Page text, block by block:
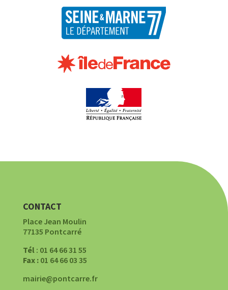
CONTACT
Place Jean Moulin
77135 Pontcarré
Tél: 01 64 66 31 55
Fax :01 64 66 03 35
mairie@pontcarre.fr